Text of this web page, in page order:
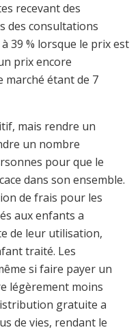
recevant des
des consultations
39 % lorsque le prix est
prix encore
marché étant de 7
mais rendre un
un nombre
pour que le
dans son ensemble.
de frais pour les
aux enfants a
de leur utilisation,
traité. Les
si faire payer un
légèrement moins
gratuite a
de vies, rendant le